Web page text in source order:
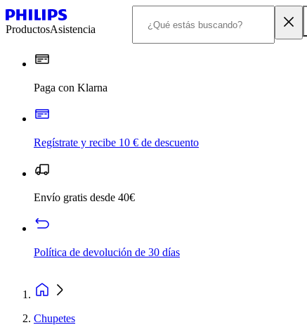
ProductosAsistencia
Paga con Klarna
Regístrate y recibe 10 € de descuento
Envío gratis desde 40€
Política de devolución de 30 días
Chupetes